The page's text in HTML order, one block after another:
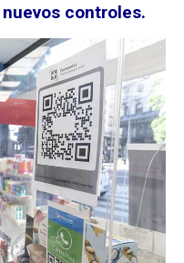
controles.